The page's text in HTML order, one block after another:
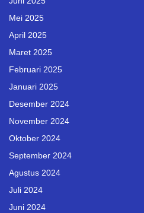
Mei 2025
April 2025
Maret 2025
Februari 2025
Januari 2025
Desember 2024
November 2024
Oktober 2024
September 2024
Agustus 2024
Juli 2024
Juni 2024